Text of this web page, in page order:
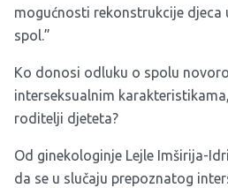
mogućnosti rekonstrukcije djeca
spol.”
Ko donosi odluku o spolu
interseksualnim
roditelji djeteta?
Od ginekologinje Lejle Imširija-
da se u slučaju prepoznatog